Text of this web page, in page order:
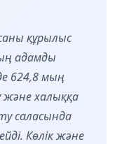
құрылыс
адамды
624,8 мың
және халыққа
саласында
Көлік және